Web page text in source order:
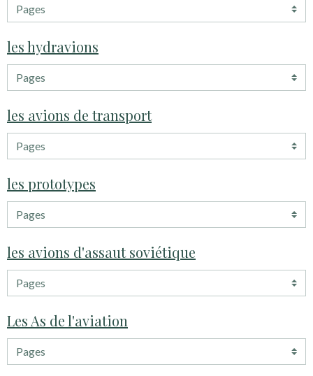
les hydravions
les avions de transport
les prototypes
les avions d'assaut soviétique
Les As de l'aviation